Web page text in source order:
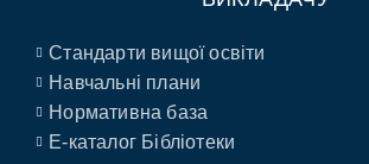
Стандарти вищої освіти
Навчальні плани
Нормативна база
E-каталог Бібліотеки